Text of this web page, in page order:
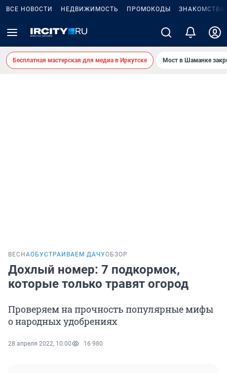
ВСЕ НОВОСТИ НЕДВИЖИМОСТЬ ПРОМОКОДЫ ЗНАКОМСТВА
Бесплатная мастерская для медиа в Иркутске Мост в Шаманке
ВЕСНАОБУСТРАИВАЕМ ДАЧУОБЗОР
Дохлый номер: 7 подкормок,
которые только травят огород
Проверяем на прочность популярные мифы
о народных удобрениях
28 апреля 2022, 10:00 16 980